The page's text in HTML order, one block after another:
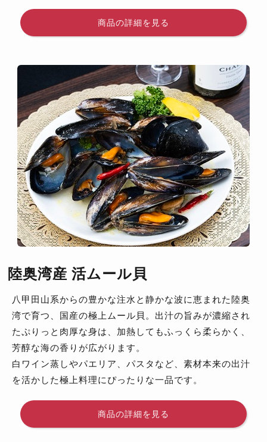
商品の詳細を見る
陸奥湾産 活ムール貝
八甲田山系からの豊かな注水と静かな波に恵まれた陸奥
湾で育つ、国産の極上ムール貝。出汁の旨みが濃縮され
たぷりっと肉厚な身は、加熱してもふっくら柔らかく、
芳醇な海の香りが広がります。
白ワイン蒸しやパエリア、パスタなど、素材本来の出汁
を活かした極上料理にぴったりな一品です。
商品の詳細を見る